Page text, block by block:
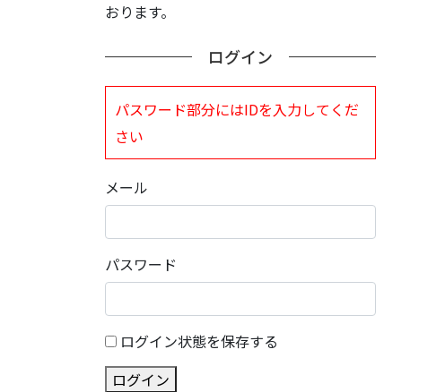
おります。
ログイン
パスワード部分にはIDを入力してくだ
さい
メール
パスワード
ログイン状態を保存する
ログイン